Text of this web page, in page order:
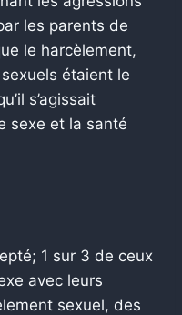
les parents de
le harcèlement,
étaient le
s’agissait
sexe et la santé
1 sur 3 de ceux
avec leurs
sexuel, des